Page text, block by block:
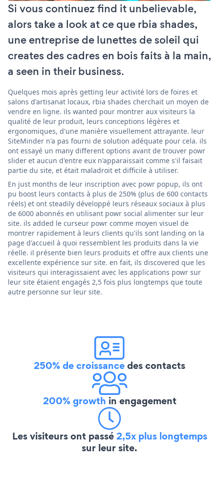
Si vous continuez find it unbelievable,
alors take a look at ce que rbia shades,
une entreprise de lunettes de soleil qui
creates des cadres en bois faits à la main,
a seen in their business.
Quelques mois après getting leur activité lors de foires et
salons d'artisanat locaux, rbia shades cherchait un moyen de
vendre en ligne. ils wanted pour montrer aux visiteurs la
qualité de leur produit, leurs conceptions légères et
ergonomiques, d'une manière visuellement attrayante. leur
SiteMinder n'a pas fourni de solution adéquate pour cela. ils
ont essayé un many different options avant de trouver powr
slider et aucun d'entre eux n'apparaissait comme s'il faisait
partie du site, et était maladroit et difficile à utiliser.
En just months de leur inscription avec powr popup, ils ont
pu boost leurs contacts à plus de 250% (plus de 600 contacts
réels) et ont steadily développé leurs réseaux sociaux à plus
de 6000 abonnés en utilisant powr social alimenter sur leur
site. ils added le curseur powr comme moyen visuel de
montrer rapidement à leurs clients qu'ils sont landing on la
page d'accueil à quoi ressemblent les produits dans la vie
réelle. il présente bien leurs produits et offre aux clients une
excellente expérience sur site. en fait, ils discovered que les
visiteurs qui interagissaient avec les applications powr sur
leur site étaient engagés 2,5 fois plus longtemps que toute
autre personne sur leur site.
250% de croissancedes contacts
200% growth in engagement
Les visiteurs ont passé2,5x plus longtemps
sur leur site.